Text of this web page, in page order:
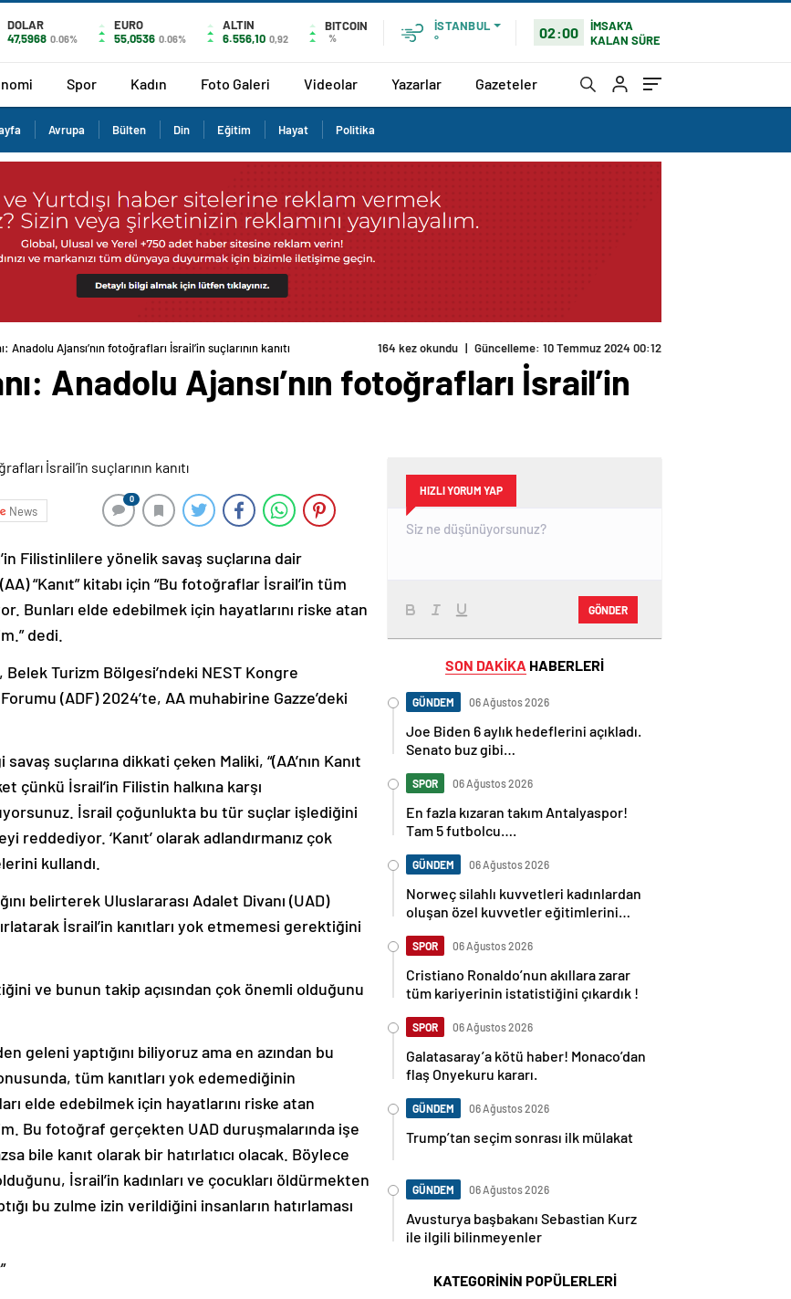
DOLAR
47,5968 0.06%
EURO
55,0536 0.06%
ALTIN
6.556,10 0,92
BITCOIN
%
İSTANBUL
°
02:00
İMSAK'A
KALAN SÜRE
Spor Kadın Foto Galeri Videolar Yazarlar Gazeteler
Avrupa Bülten Din Eğitim Hayat Politika
Anadolu Ajansı’nın fotoğrafları İsrail’in suçlarının kanıtı 164 kez okundu | Güncelleme: 10 Temmuz 2024 00:12
Anadolu Ajansı’nın fotoğrafları İsrail’in
News
0
Filistinlilere yönelik savaş suçlarına dair
“Kanıt” kitabı için “Bu fotoğraflar İsrail’in tüm
Bunları elde edebilmek için hayatlarını riske atan
dedi.
Belek Turizm Bölgesi’ndeki NEST Kongre
(ADF) 2024’te, AA muhabirine Gazze’deki
savaş suçlarına dikkati çeken Maliki, “(AA’nın Kanıt
çünkü İsrail’in Filistin halkına karşı
İsrail çoğunlukta bu tür suçlar işlediğini
reddediyor. ‘Kanıt’ olarak adlandırmanız çok
kullandı.
belirterek Uluslararası Adalet Divanı (UAD)
İsrail’in kanıtları yok etmemesi gerektiğini
ve bunun takip açısından çok önemli olduğunu
geleni yaptığını biliyoruz ama en azından bu
tüm kanıtları yok edemediğinin
elde edebilmek için hayatlarını riske atan
Bu fotoğraf gerçekten UAD duruşmalarında işe
bile kanıt olarak bir hatırlatıcı olacak. Böylece
İsrail’in kadınları ve çocukları öldürmekten
bu zulme izin verildiğini insanların hatırlaması
HIZLI YORUM YAP
GÖNDER
SON DAKİKA HABERLERİ
GÜNDEM 06 Ağustos 2026
Joe Biden 6 aylık hedeflerini açıkladı.
Senato buz gibi…
SPOR 06 Ağustos 2026
En fazla kızaran takım Antalyaspor!
Tam 5 futbolcu….
GÜNDEM 06 Ağustos 2026
Norweç silahlı kuvvetleri kadınlardan
oluşan özel kuvvetler eğitimlerini
SPOR 06 Ağustos 2026
Cristiano Ronaldo’nun akıllara zarar
tüm kariyerinin istatistiğini çıkardık !
SPOR 06 Ağustos 2026
Galatasaray’a kötü haber! Monaco’dan
flaş Onyekuru kararı.
GÜNDEM 06 Ağustos 2026
Trump’tan seçim sonrası ilk mülakat
GÜNDEM 06 Ağustos 2026
Avusturya başbakanı Sebastian Kurz
ile ilgili bilinmeyenler
KATEGORİNİN POPÜLERLERİ